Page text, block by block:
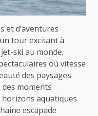
et d’aventures
tour excitant à
ski au monde.
où vitesse
des paysages
moments
aquatiques
escapade